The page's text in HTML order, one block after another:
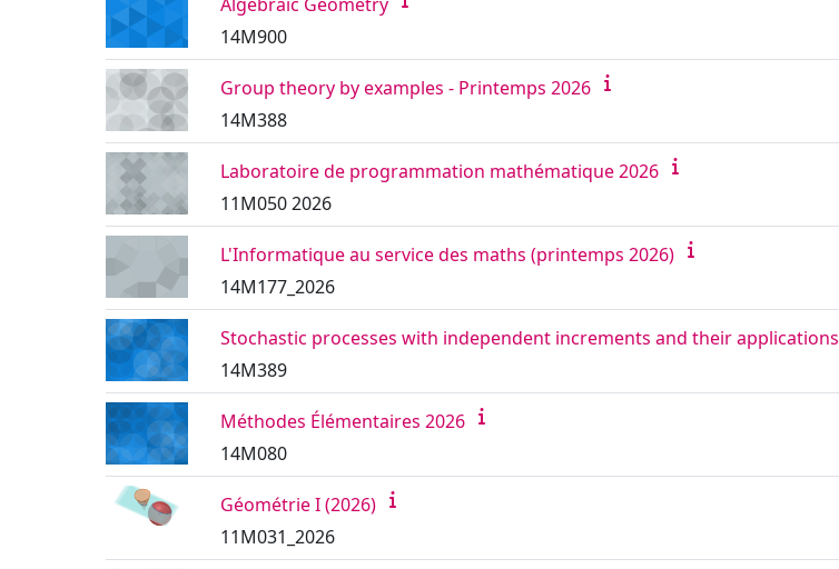
14M900
Group theory by examples - Printemps 2026
14M388
Laboratoire de programmation mathématique 2026
11M050 2026
L'Informatique au service des maths (printemps 2026)
14M177_2026
Stochastic processes with independent increments and their applications
14M389
Méthodes Élémentaires 2026
14M080
Géométrie I (2026)
11M031_2026